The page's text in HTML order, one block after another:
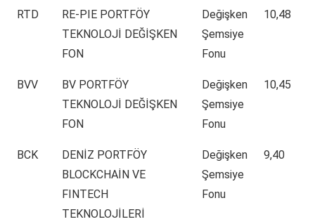
RTD
RE-PIE PORTFÖY
TEKNOLOJİ DEĞİŞKEN
FON
Değişken
Şemsiye
Fonu
10,48
BVV
BV PORTFÖY
TEKNOLOJİ DEĞİŞKEN
FON
Değişken
Şemsiye
Fonu
10,45
BCK
DENİZ PORTFÖY
BLOCKCHAİN VE
FINTECH
TEKNOLOJİLERİ
Değişken
Şemsiye
Fonu
9,40